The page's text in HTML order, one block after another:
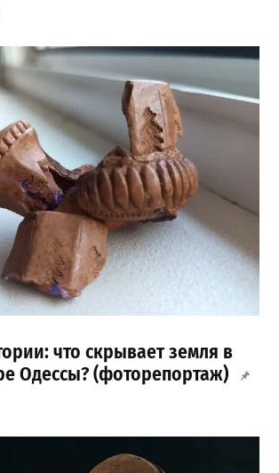
что скрывает земля в
Одессы? (фоторепортаж)